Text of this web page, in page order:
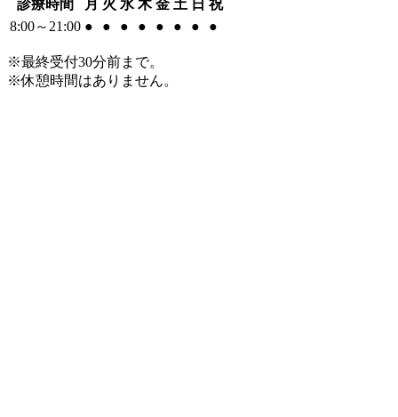
診療時間 月 火 水 木 金 土 日 祝
8:00～21:00 ● ● ● ● ● ● ● ●
※最終受付30分前まで。
※休憩時間はありません。